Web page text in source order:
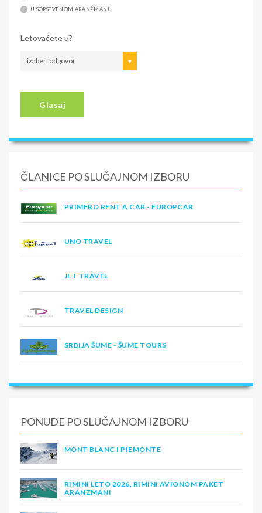
U SOPSTVENOM ARANŽMANU
Letovaćete u?
izaberi odgovor
Glasaj
ČLANICE PO SLUČAJNOM IZBORU
PRIMERO RENT A CAR - EUROPCAR
UNO TRAVEL
JET TRAVEL
TRAVEL DESIGN
SRBIJA ŠUME - ŠUME TOURS
PONUDE PO SLUČAJNOM IZBORU
MONT BLANC I PIEMONTE
RIMINI LETO 2026, RIMINI AVIONOM PAKET
ARANZMANI